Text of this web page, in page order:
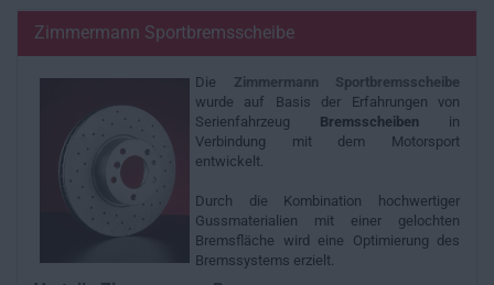
Zimmermann Sportbremsscheibe
Die Zimmermann Sportbremsscheibe
wurde auf Basis der Erfahrungen von
Serienfahrzeug Bremsscheiben in
Verbindung mit dem Motorsport
entwickelt.
Durch die Kombination hochwertiger
Gussmaterialien mit einer gelochten
Bremsfläche wird eine Optimierung des
Bremssystems erzielt.